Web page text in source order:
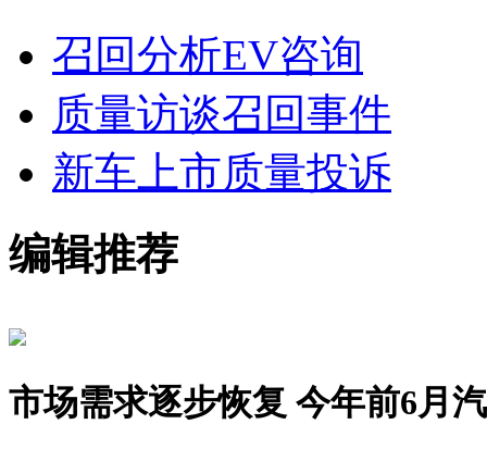
召回分析EV咨询
质量访谈召回事件
新车上市质量投诉
编辑推荐
市场需求逐步恢复 今年前6月